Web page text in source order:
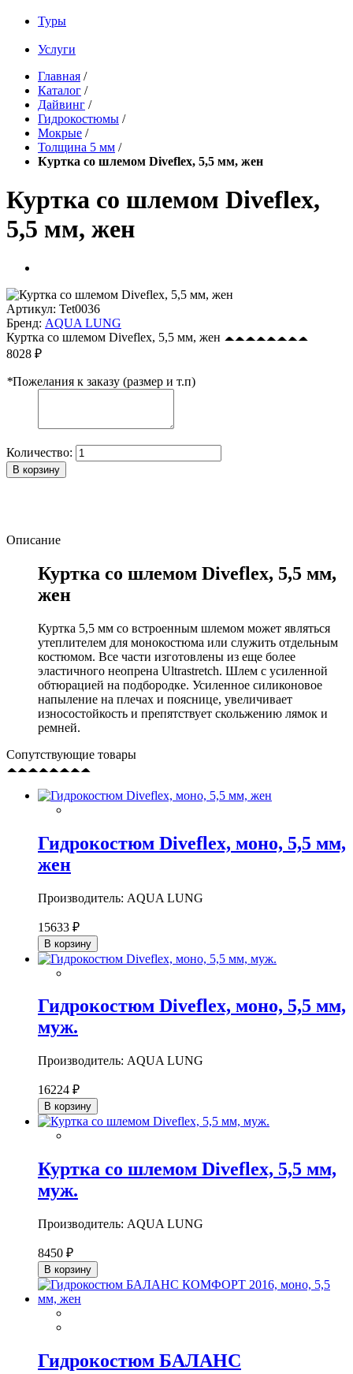
Туры
Услуги
Главная /
Каталог /
Дайвинг /
Гидрокостюмы /
Мокрые /
Толщина 5 мм /
Куртка со шлемом Diveflex, 5,5 мм, жен
Куртка со шлемом Diveflex,
5,5 мм, жен
Артикул: Tet0036
Бренд: AQUA LUNG
Куртка со шлемом Diveflex, 5,5 мм, жен
8028 ₽
*Пожелания к заказу (размер и т.п)
Количество:
В корзину
Описание
Куртка со шлемом Diveflex, 5,5 мм,
жен
Куртка 5,5 мм со встроенным шлемом может являться
утеплителем для монокостюма или служить отдельным
костюмом. Все части изготовлены из еще более
эластичного неопрена Ultrastretch. Шлем с усиленной
обтюрацией на подбородке. Усиленное силиконовое
напыление на плечах и пояснице, увеличивает
износостойкость и препятствует скольжению лямок и
ремней.
Сопутствующие товары
Гидрокостюм Diveflex, моно, 5,5 мм,
жен
Производитель: AQUA LUNG
15633 ₽
В корзину
Гидрокостюм Diveflex, моно, 5,5 мм,
муж.
Производитель: AQUA LUNG
16224 ₽
В корзину
Куртка со шлемом Diveflex, 5,5 мм,
муж.
Производитель: AQUA LUNG
8450 ₽
В корзину
Гидрокостюм БАЛАНС